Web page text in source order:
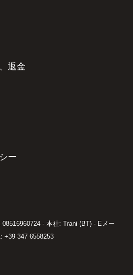
返金
ー
- 本社: Trani (BT) - Eメー
+39 347 6558253